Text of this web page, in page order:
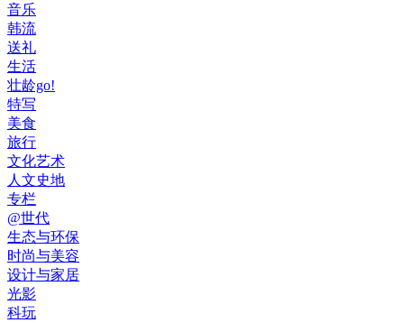
音乐
韩流
送礼
生活
壮龄go!
特写
美食
旅行
文化艺术
人文史地
专栏
@世代
生态与环保
时尚与美容
设计与家居
光影
科玩